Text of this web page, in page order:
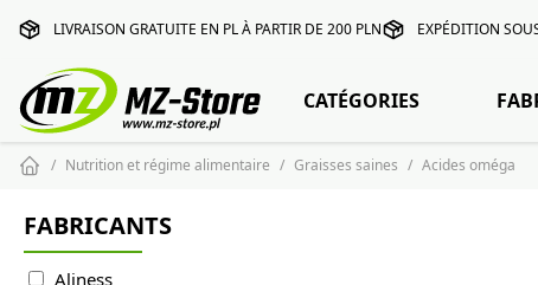
LIVRAISON GRATUITE EN PL À PARTIR DE 200 PLN EXPÉDITION
CATÉGORIES
Nutrition et régime alimentaire Graisses saines Acides oméga
FABRICANTS
Aliness